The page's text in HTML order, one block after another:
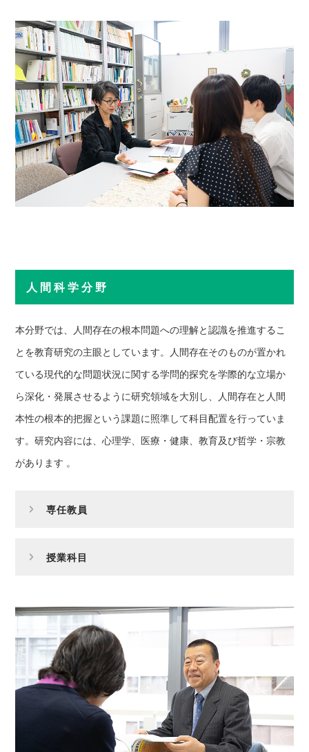
人間科学分野
本分野では、人間存在の根本問題への理解と認識を推進するこ
とを教育研究の主眼としています。人間存在そのものが置かれ
ている現代的な問題状況に関する学問的探究を学際的な立場か
ら深化・発展させるように研究領域を大別し、人間存在と人間
本性の根本的把握という課題に照準して科目配置を行っていま
す。研究内容には、心理学、医療・健康、教育及び哲学・宗教
があります 。
専任教員
授業科目